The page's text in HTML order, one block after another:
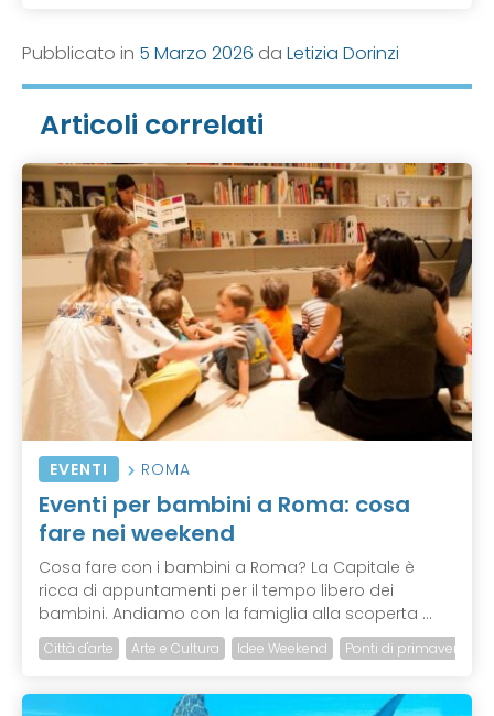
Pubblicato in 5 Marzo 2026 da Letizia Dorinzi
Articoli correlati
EVENTI ROMA
Eventi per bambini a Roma: cosa
fare nei weekend
Cosa fare con i bambini a Roma? La Capitale è
ricca di appuntamenti per il tempo libero dei
bambini. Andiamo con la famiglia alla scoperta ...
Città d'arte Arte e Cultura Idee Weekend Ponti di primavera